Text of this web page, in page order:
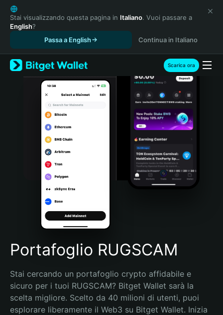
English
日本語
Tiếng Việt
Español (Latinoamérica)
Türkçe
Italiano
Português (Portugal)
Bahasa Indonesia
Português (Brasil)
Español (Argentina)
Stai visualizzando questa pagina in Italiano. Vuoi passare a
English?
Passa a English
Continua in Italiano
Scarica ora
Portafoglio RUGSCAM
Stai cercando un portafoglio crypto affidabile e
sicuro per i tuoi RUGSCAM? Bitget Wallet sarà la
scelta migliore. Scelto da 40 milioni di utenti, puoi
esplorare liberamente il Web3 su Bitget Wallet. Inizia